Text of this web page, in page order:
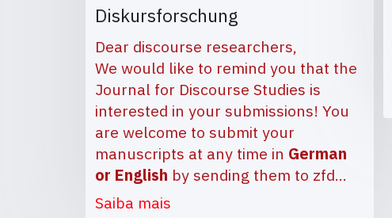
Diskursforschung
Dear discourse researchers,
We would like to remind you that the
Journal for Discourse Studies is
interested in your submissions! You
are welcome to submit your
manuscripts at any time in German
or English by sending them to zfd…
Saiba mais